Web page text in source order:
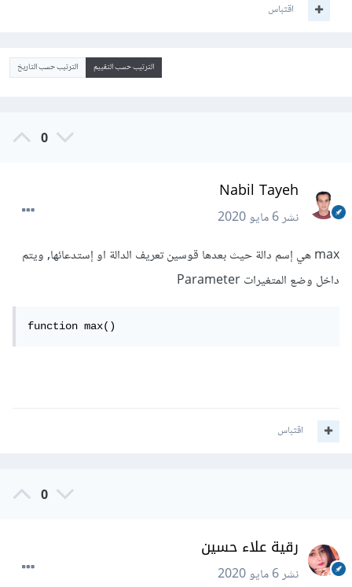
اقتباس
الترتيب حسب التقييم الترتيب حسب التاريخ
0
Nabil Tayeh
نشر6 مايو 2020
max هي إسم دالة حيث بعدها قوسين تعريف الدالة او إستدعائها, ويتم
داخل وضع المتغيرات Parameter
function max()
اقتباس
0
رقية علاء حسين
نشر6 مايو 2020